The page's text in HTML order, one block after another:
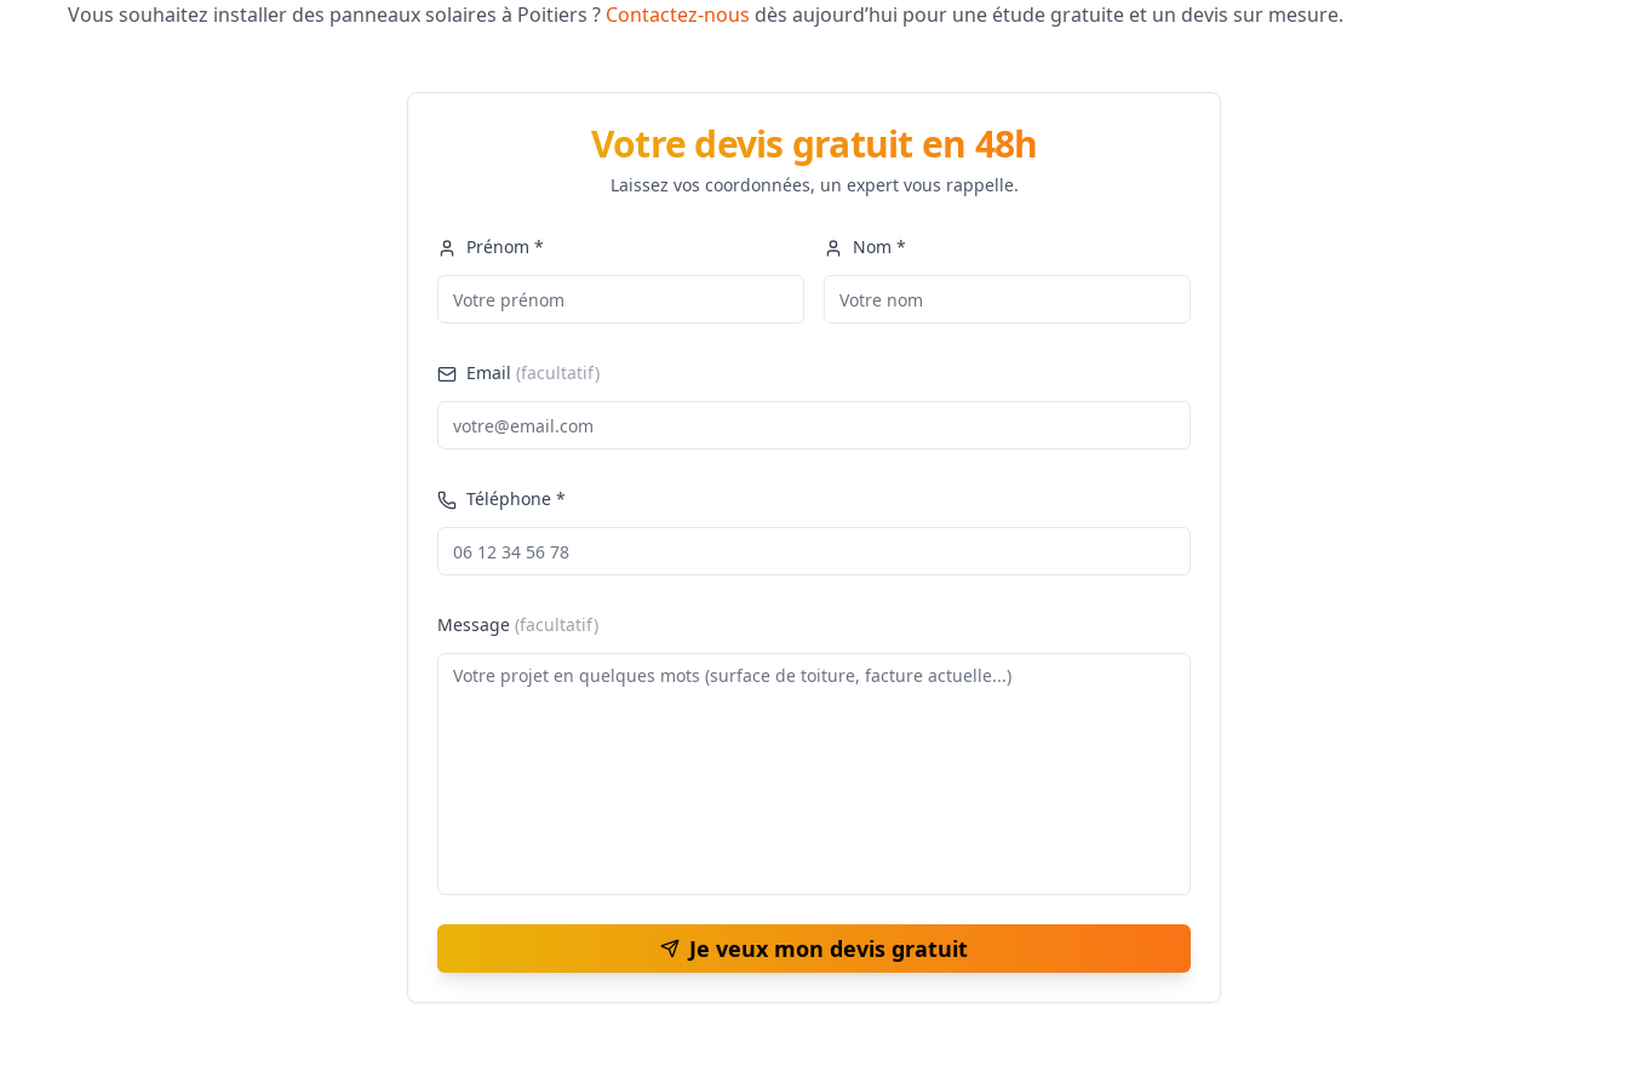
Vous souhaitez installer des panneaux solaires à Poitiers ? Contactez-nous dès aujourd’hui pour une étude gratuite et un devis sur mesure.
Votre devis gratuit en 48h
Laissez vos coordonnées, un expert vous rappelle.
Prénom * Nom *
Email (facultatif)
Téléphone *
Message (facultatif)
Je veux mon devis gratuit